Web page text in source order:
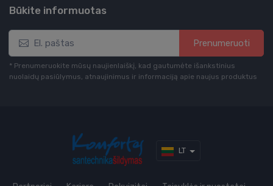
Būkite informuotas
Prenumeruoti
* Prenumeruokite mūsų naujienlaiškį, kad gautumėte išankstinius
nuolaidų pasiūlymus, atnaujinimus ir informaciją apie naujus produktus
LT